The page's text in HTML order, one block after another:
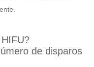
de disparos